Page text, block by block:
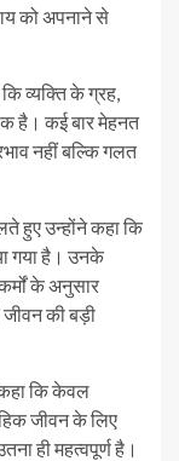
को अपनाने से
व्यक्ति के ग्रह,
है। कई बार मेहनत
नहीं बल्कि गलत
हुए उन्होंने कहा कि
गया है। उनके
के अनुसार
जीवन की बड़ी
कहा कि केवल
जीवन के लिए
ही महत्वपूर्ण है।